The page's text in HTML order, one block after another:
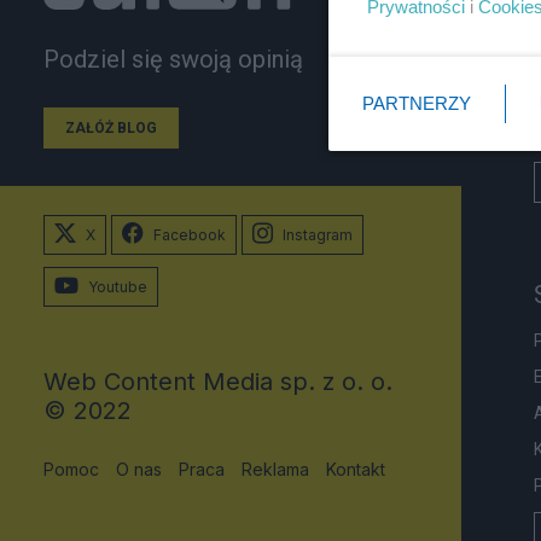
Podziel się swoją opinią
ZAŁÓŻ BLOG
X Facebook Instagram
Youtube
Web Content Media sp. z o. o.
© 2022
Pomoc O nas Praca Reklama Kontakt
Prywatności i Cookies
PARTNERZY